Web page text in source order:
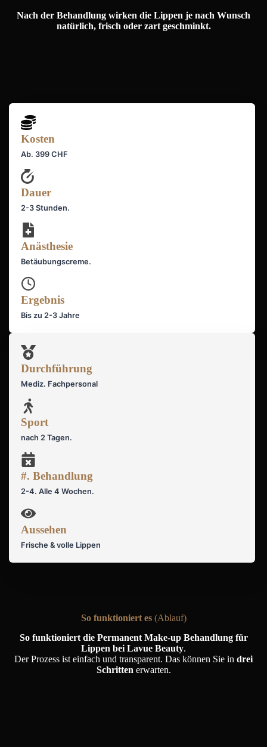
Nach der Behandlung wirken die Lippen je nach Wunsch
natürlich, frisch oder zart geschminkt.
Kosten
Ab. 399 CHF
Dauer
2-3 Stunden.
Anästhesie
Betäubungscreme.
Ergebnis
Bis zu 2-3 Jahre
Durchführung
Mediz. Fachpersonal
Sport
nach 2 Tagen.
#. Behandlung
2-4. Alle 4 Wochen.
Aussehen
Frische & volle Lippen
So funktioniert es(Ablauf)
So funktioniert die Permanent Make-up Behandlung für
Lippen bei Lavue Beauty.
Der Prozess ist einfach und transparent. Das können Sie in drei
Schritten erwarten.